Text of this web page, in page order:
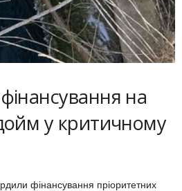
на
у критичному
фінансування пріоритетних